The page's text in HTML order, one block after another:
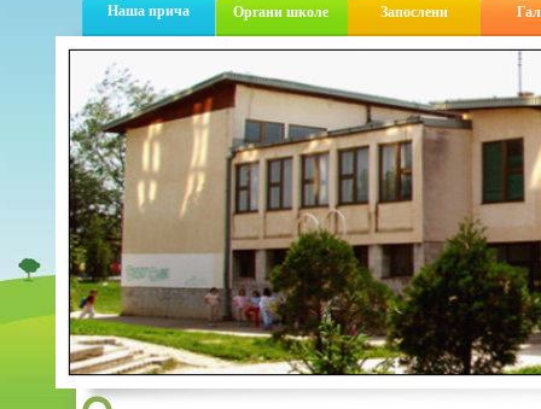
Наша прича Органи школе Запослени